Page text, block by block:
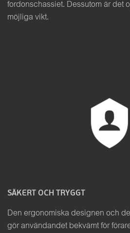
fordonschassiet. Dessutom är det
möjliga vikt.
SÄKERT OCH TRYGGT
Den ergonomiska designen och
gör användandet bekvämt för